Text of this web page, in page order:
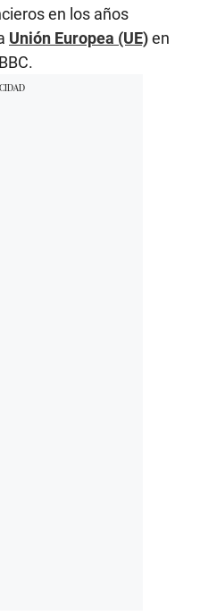
en los años
Unión Europea (UE)en